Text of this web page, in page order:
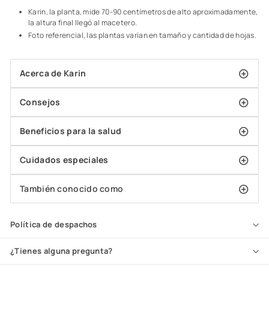
Karin, la planta, mide 70-90 centímetros de alto aproximadamente,
la altura final llegó al macetero.
Foto referencial, las plantas varían en tamaño y cantidad de hojas.
Acerca de Karin
Consejos
Beneficios para la salud
Cuidados especiales
También conocido como
Política de despachos
¿Tienes alguna pregunta?